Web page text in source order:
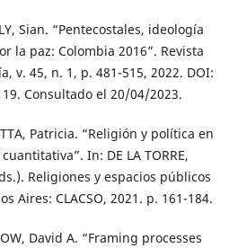
Sian. “Pentecostales, ideología
la paz: Colombia 2016”. Revista
v. 45, n. 1, p. 481-515, 2022. DOI:
Consultado el 20/04/2023.
Patricia. “Religión y política en
In: DE LA TORRE,
Religiones y espacios públicos
Aires: CLACSO, 2021. p. 161-184.
David A. “Framing processes